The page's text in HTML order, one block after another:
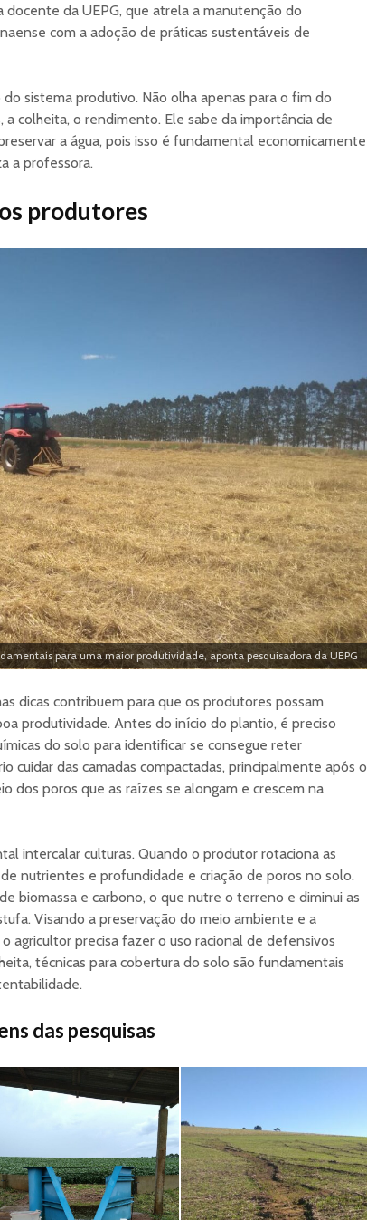
docente da UEPG, que atrela a manutenção do
com a adoção de práticas sustentáveis de
sistema produtivo. Não olha apenas para o fim do
a colheita, o rendimento. Ele sabe da importância de
a água, pois isso é fundamental economicamente
a professora.
produtores
para uma maior produtividade, aponta pesquisadora da UEPG
dicas contribuem para que os produtores possam
produtividade. Antes do início do plantio, é preciso
do solo para identificar se consegue reter
cuidar das camadas compactadas, principalmente após o
dos poros que as raízes se alongam e crescem na
intercalar culturas. Quando o produtor rotaciona as
nutrientes e profundidade e criação de poros no solo.
biomassa e carbono, o que nutre o terreno e diminui as
Visando a preservação do meio ambiente e a
agricultor precisa fazer o uso racional de defensivos
técnicas para cobertura do solo são fundamentais
das pesquisas